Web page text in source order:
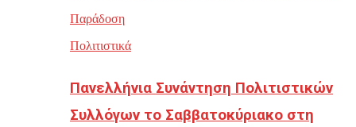
Παράδοση
Πολιτιστικά
Πανελλήνια Συνάντηση Πολιτιστικών
Συλλόγων το Σαββατοκύριακο στη